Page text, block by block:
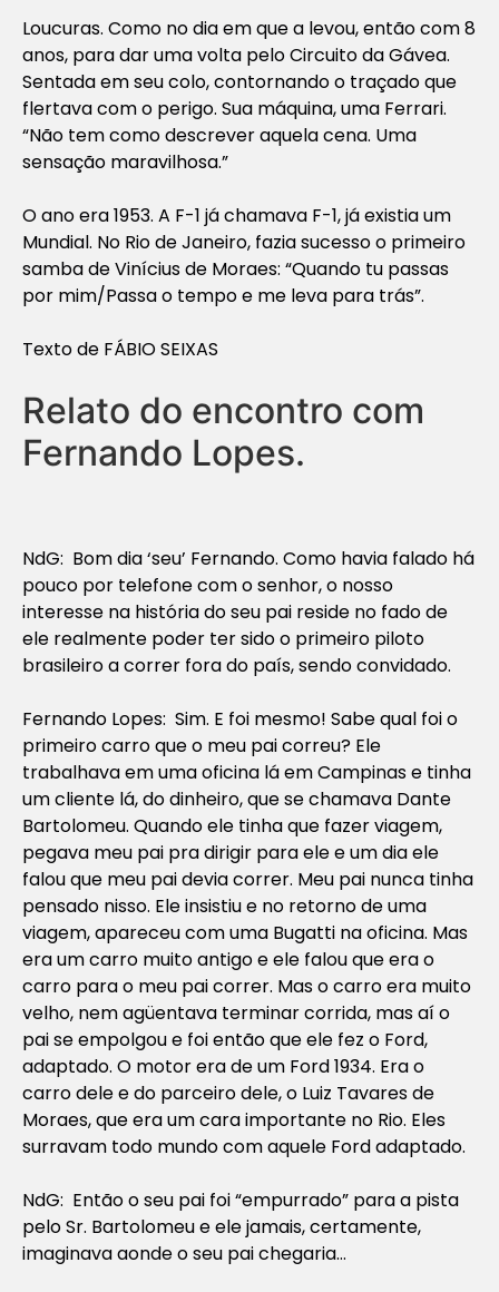
Loucuras. Como no dia em que a levou, então com 8
anos, para dar uma volta pelo Circuito da Gávea.
Sentada em seu colo, contornando o traçado que
flertava com o perigo. Sua máquina, uma Ferrari.
“Não tem como descrever aquela cena. Uma
sensação maravilhosa.”
O ano era 1953. A F-1 já chamava F-1, já existia um
Mundial. No Rio de Janeiro, fazia sucesso o primeiro
samba de Vinícius de Moraes: “Quando tu passas
por mim/Passa o tempo e me leva para trás”.
Texto de FÁBIO SEIXAS
Relato do encontro com
Fernando Lopes.
NdG: Bom dia ‘seu’ Fernando. Como havia falado há
pouco por telefone com o senhor, o nosso
interesse na história do seu pai reside no fado de
ele realmente poder ter sido o primeiro piloto
brasileiro a correr fora do país, sendo convidado.
Fernando Lopes: Sim. E foi mesmo! Sabe qual foi o
primeiro carro que o meu pai correu? Ele
trabalhava em uma oficina lá em Campinas e tinha
um cliente lá, do dinheiro, que se chamava Dante
Bartolomeu. Quando ele tinha que fazer viagem,
pegava meu pai pra dirigir para ele e um dia ele
falou que meu pai devia correr. Meu pai nunca tinha
pensado nisso. Ele insistiu e no retorno de uma
viagem, apareceu com uma Bugatti na oficina. Mas
era um carro muito antigo e ele falou que era o
carro para o meu pai correr. Mas o carro era muito
velho, nem agüentava terminar corrida, mas aí o
pai se empolgou e foi então que ele fez o Ford,
adaptado. O motor era de um Ford 1934. Era o
carro dele e do parceiro dele, o Luiz Tavares de
Moraes, que era um cara importante no Rio. Eles
surravam todo mundo com aquele Ford adaptado.
NdG: Então o seu pai foi “empurrado” para a pista
pelo Sr. Bartolomeu e ele jamais, certamente,
imaginava aonde o seu pai chegaria…